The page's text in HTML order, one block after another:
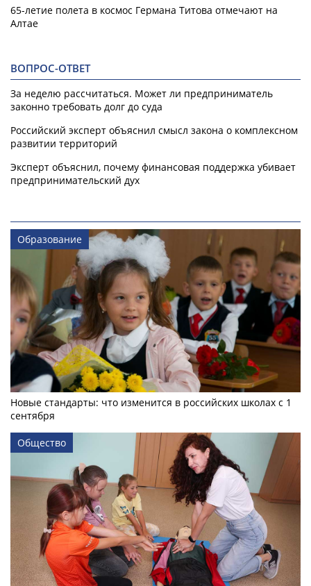
65-летие полета в космос Германа Титова отмечают на
Алтае
ВОПРОС-ОТВЕТ
За неделю рассчитаться. Может ли предприниматель
законно требовать долг до суда
Российский эксперт объяснил смысл закона о комплексном
развитии территорий
Эксперт объяснил, почему финансовая поддержка убивает
предпринимательский дух
Образование
Новые стандарты: что изменится в российских школах с 1
сентября
Общество